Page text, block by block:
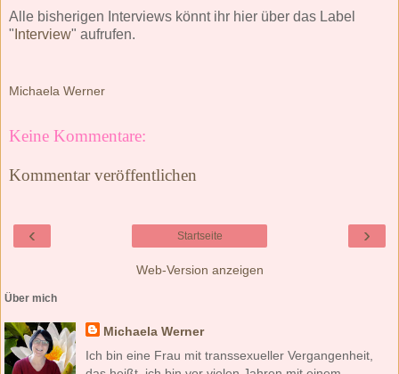
Alle bisherigen Interviews könnt ihr hier über das Label
" Interview" aufrufen.
Michaela Werner
Keine Kommentare:
Kommentar veröffentlichen
‹ ›
Startseite
Web-Version anzeigen
Über mich
Michaela Werner
Ich bin eine Frau mit transsexueller Vergangenheit,